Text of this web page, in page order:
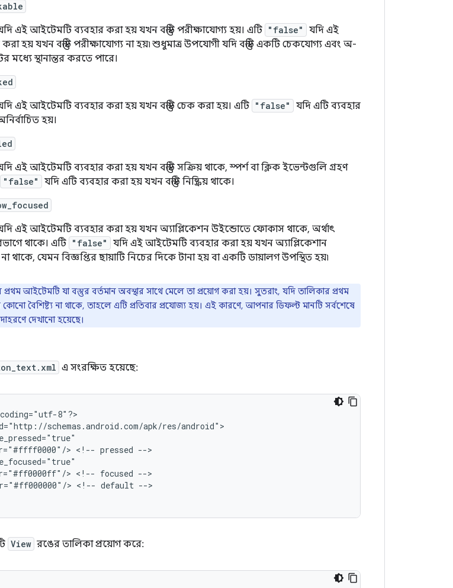
এই আইটেমটি ব্যবহার করা হয় যখন বস্তুটি পরীক্ষাযোগ্য হয়। এটি "false"
যদি এই
হয় যখন বস্তুটি পরীক্ষাযোগ্য না হয়৷ শুধুমাত্র উপযোগী যদি বস্তুটি একটি চেকযোগ্য এবং অ-
স্থানান্তর করতে পারে।
এই আইটেমটি ব্যবহার করা হয় যখন বস্তুটি চেক করা হয়। এটি "false"
যদি এটি ব্যবহার
হয়।
এই আইটেমটি ব্যবহার করা হয় যখন বস্তুটি সক্রিয় থাকে, স্পর্শ বা ক্লিক ইভেন্টগুলি গ্রহণ
"false" যদি এটি ব্যবহার করা হয় যখন বস্তুটি নিষ্ক্রিয় থাকে।
এই আইটেমটি ব্যবহার করা হয় যখন অ্যাপ্লিকেশন উইন্ডোতে ফোকাস থাকে, অর্থাৎ
থাকে। এটি "false"
যদি এই আইটেমটি ব্যবহার করা হয় যখন অ্যাপ্লিকেশান
থাকে, যেমন বিজ্ঞপ্তির ছায়াটি নিচের দিকে টানা হয় বা একটি ডায়ালগ উপস্থিত হয়৷
প্রথম আইটেমটি যা বস্তুর বর্তমান অবস্থার সাথে মেলে তা প্রয়োগ করা হয়। সুতরাং, যদি তালিকার প্রথম
কোনো বৈশিষ্ট্য না থাকে, তাহলে এটি প্রতিবার প্রযোজ্য হয়। এই কারণে, আপনার ডিফল্ট মানটি সর্বশেষে
দেখানো হয়েছে।
এ সংরক্ষিত হয়েছে:
8"?>
> <!-- pressed
> <!-- focused
> <!-- default -->
View রঙের তালিকা প্রয়োগ করে: